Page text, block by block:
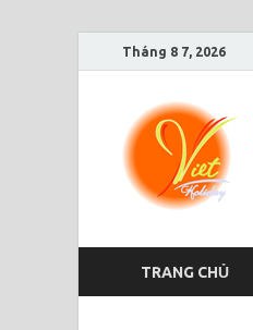
Tháng 8 7, 2026
TRANG CHỦ